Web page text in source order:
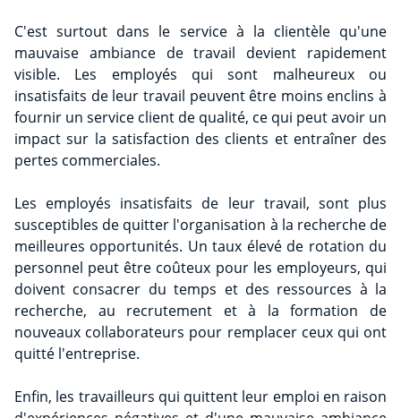
C'est surtout dans le service à la clientèle qu'une
mauvaise ambiance de travail devient rapidement
visible. Les employés qui sont malheureux ou
insatisfaits de leur travail peuvent être moins enclins à
fournir un service client de qualité, ce qui peut avoir un
impact sur la satisfaction des clients et entraîner des
pertes commerciales.
Les employés insatisfaits de leur travail, sont plus
susceptibles de quitter l'organisation à la recherche de
meilleures opportunités. Un taux élevé de rotation du
personnel peut être coûteux pour les employeurs, qui
doivent consacrer du temps et des ressources à la
recherche, au recrutement et à la formation de
nouveaux collaborateurs pour remplacer ceux qui ont
quitté l'entreprise.
Enfin, les travailleurs qui quittent leur emploi en raison